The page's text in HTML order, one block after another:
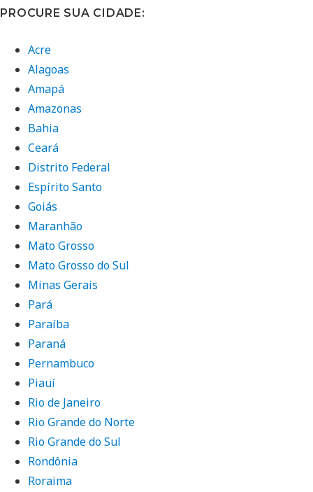
PROCURE SUA CIDADE:
Acre
Alagoas
Amapá
Amazonas
Bahia
Ceará
Distrito Federal
Espírito Santo
Goiás
Maranhão
Mato Grosso
Mato Grosso do Sul
Minas Gerais
Pará
Paraíba
Paraná
Pernambuco
Piauí
Rio de Janeiro
Rio Grande do Norte
Rio Grande do Sul
Rondônia
Roraima